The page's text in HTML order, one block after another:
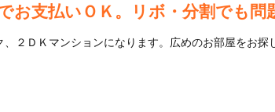
お支払いＯＫ。リボ・分割でも問
２ＤＫマンションになります。広めのお部屋をお探